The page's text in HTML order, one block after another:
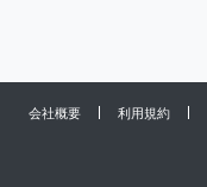
会社概要 利用規約